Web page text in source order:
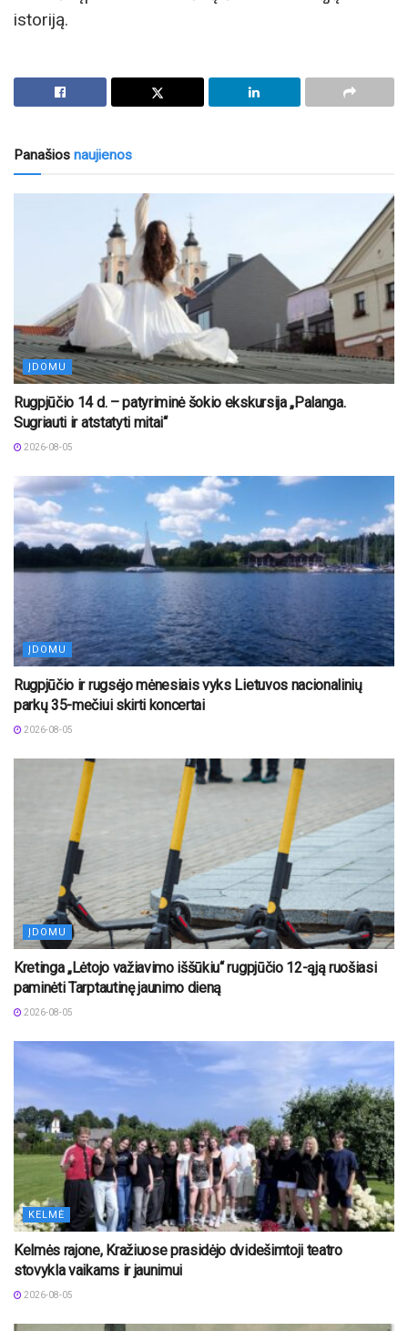
istoriją.
Panašios naujienos
ĮDOMU
Rugpjūčio 14 d. – patyriminė šokio ekskursija „Palanga.
Sugriauti ir atstatyti mitai“
2026-08-05
ĮDOMU
Rugpjūčio ir rugsėjo mėnesiais vyks Lietuvos nacionalinių
parkų 35-mečiui skirti koncertai
2026-08-05
ĮDOMU
Kretinga „Lėtojo važiavimo iššūkiu“ rugpjūčio 12-ąją ruošiasi
paminėti Tarptautinę jaunimo dieną
2026-08-05
KELMĖ
Kelmės rajone, Kražiuose prasidėjo dvidešimtoji teatro
stovykla vaikams ir jaunimui
2026-08-05